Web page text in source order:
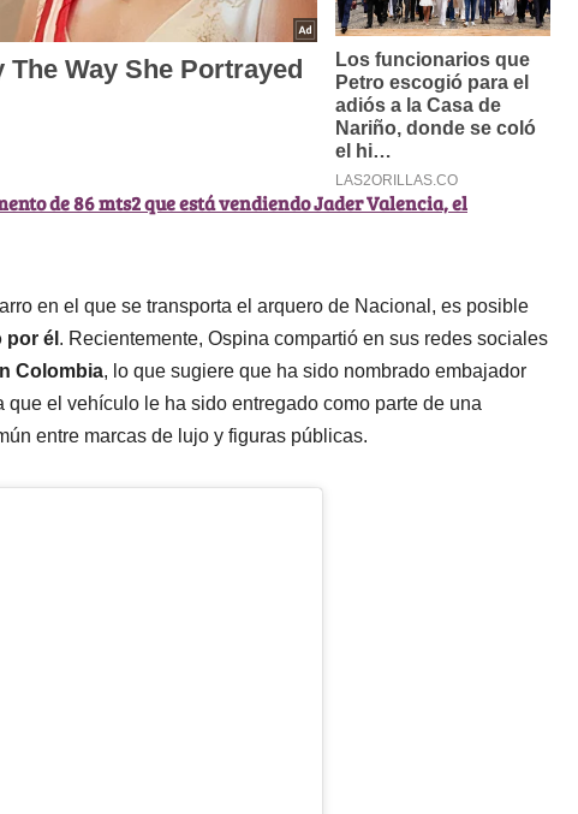
de 86 mts2 que está vendiendo Jader Valencia, el
en el que se transporta el arquero de Nacional, es posible
él . Recientemente, Ospina compartió en sus redes sociales
Colombia, lo que sugiere que ha sido nombrado embajador
el vehículo le ha sido entregado como parte de una
entre marcas de lujo y figuras públicas.